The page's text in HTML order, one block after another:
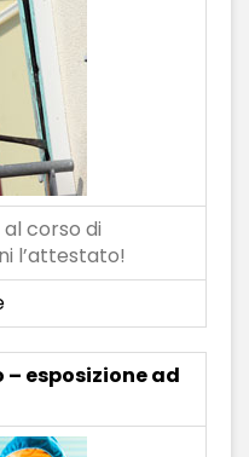
corso di
l’attestato!
– esposizione ad